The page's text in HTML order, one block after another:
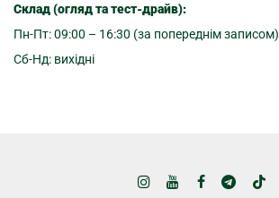
Склад (огляд та тест-драйв):
Пн-Пт: 09:00 – 16:30 (за попереднім записом)
Сб-Нд: вихідні